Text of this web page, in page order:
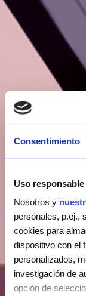
Consentimiento
Uso
Nosotros y
personales, p.ej.,
cookies para
dispositivo con el
personalizados,
investigación de
opción de